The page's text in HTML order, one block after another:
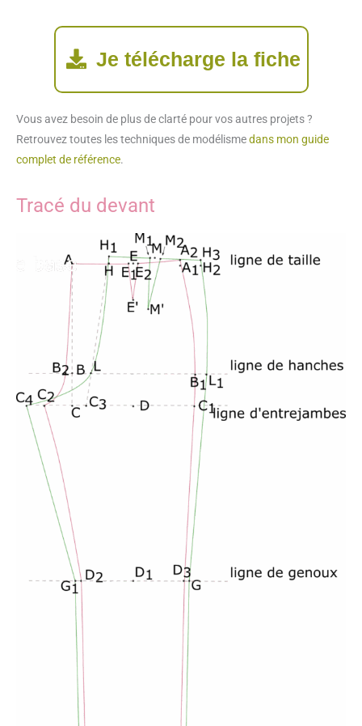
Je télécharge la fiche
Vous avez besoin de plus de clarté pour vos autres projets ?
Retrouvez toutes les techniques de modélismedans mon guide
complet de référence.
Tracé du devant